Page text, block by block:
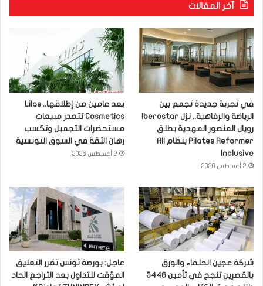
آخر المقالات
في تجربة جديدة تجمع بين
رويال المنصور المهدية يطلق
Pilates Reformer بنظام All
Inclusive
2 أغسطس 2026
بعد عامين من إطلاقها.. Lilas
Cosmetics تتصدر مبيعات
مستحضرات التجميل وتكسب
رهان الثقة في السوق التونسية
2 أغسطس 2026
شركة عجين الحلفاء والورق
بالقصرين تنجح في تأمين 5446
عاجل: بورصة تونس تقرر التعليق
المؤقت للتداول بعد التراجع الحاد